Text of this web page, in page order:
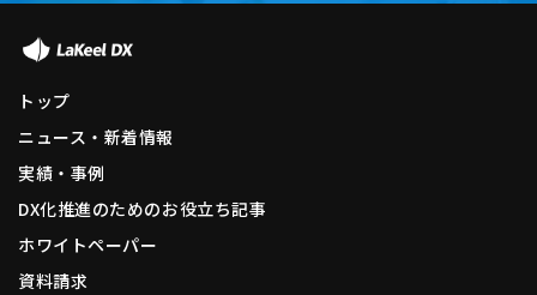
トップ
ニュース・新着情報
実績・事例
DX化推進のためのお役立ち記事
ホワイトペーパー
資料請求